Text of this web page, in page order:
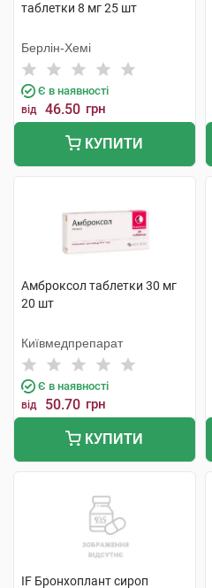
таблетки 8 мг 25 шт
Берлін-Хемі
Є в наявності
від 46.50 грн
КУПИТИ
Амброксол таблетки 30 мг
20 шт
Київмедпрепарат
Є в наявності
від 50.70 грн
КУПИТИ
IF Бронхоплант сироп